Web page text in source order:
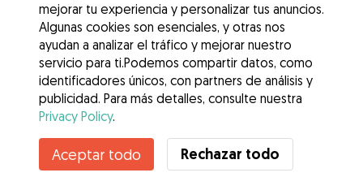
Contacta con Laura milena
¿Conoces los Beneficios de Gudog? Ver más
mejorar tu experiencia y personalizar tus anuncios.
Algunas cookies son esenciales, y otras nos
ayudan a analizar el tráfico y mejorar nuestro
servicio para ti.Podemos compartir datos, como
identificadores únicos, con partners de análisis y
publicidad. Para más detalles, consulte nuestra
Privacy Policy.
Aceptar todo Rechazar todo